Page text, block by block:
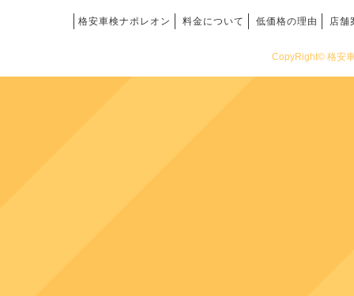
格安車検ナポレオン 料金について 低価格の理由 店舗
CopyRight© 格安